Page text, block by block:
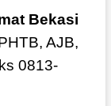
Bekasi
AJB,
0813-